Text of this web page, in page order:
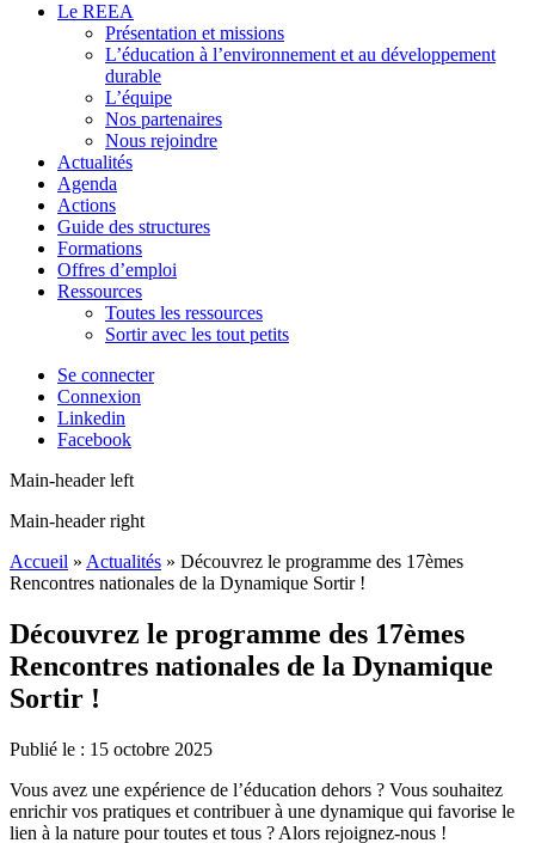
Le REEA
Présentation et missions
L’éducation à l’environnement et au développement
durable
L’équipe
Nos partenaires
Nous rejoindre
Actualités
Agenda
Actions
Guide des structures
Formations
Offres d’emploi
Ressources
Toutes les ressources
Sortir avec les tout petits
Se connecter
Connexion
Linkedin
Facebook
Main-header left
Main-header right
Accueil » Actualités » Découvrez le programme des 17èmes
Rencontres nationales de la Dynamique Sortir !
Découvrez le programme des 17èmes
Rencontres nationales de la Dynamique
Sortir !
Publié le : 15 octobre 2025
Vous avez une expérience de l’éducation dehors ? Vous souhaitez
enrichir vos pratiques et contribuer à une dynamique qui favorise le
lien à la nature pour toutes et tous ? Alors rejoignez-nous !